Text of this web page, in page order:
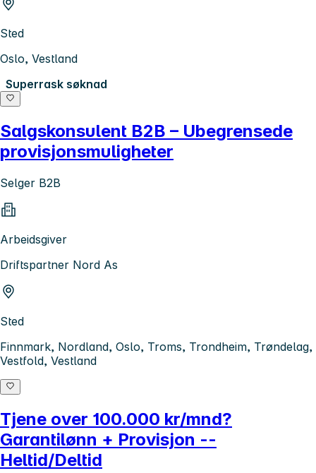
Sted
Oslo, Vestland
Superrask søknad
Salgskonsulent B2B – Ubegrensede
provisjonsmuligheter
Selger B2B
Arbeidsgiver
Driftspartner Nord As
Sted
Finnmark, Nordland, Oslo, Troms, Trondheim, Trøndelag,
Vestfold, Vestland
Tjene over 100.000 kr/mnd?
Garantilønn + Provisjon --
Heltid/Deltid